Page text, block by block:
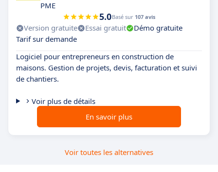
PME
5.0Basé sur 107 avis
Version gratuite Essai gratuit
Démo gratuite
Tarif sur demande
Logiciel pour entrepreneurs en construction de
maisons. Gestion de projets, devis, facturation et suivi
de chantiers.
Voir plus de détails
En savoir plus
Voir toutes les alternatives